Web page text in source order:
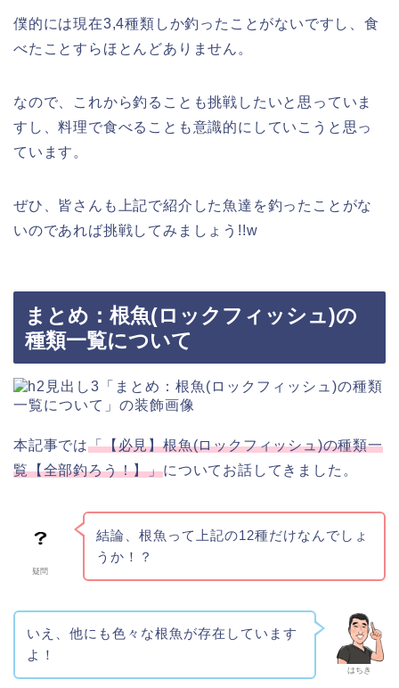
僕的には現在3,4種類しか釣ったことがないですし、食
べたことすらほとんどありません。
なので、これから釣ることも挑戦したいと思っていま
すし、料理で食べることも意識的にしていこうと思っ
ています。
ぜひ、皆さんも上記で紹介した魚達を釣ったことがな
いのであれば挑戦してみましょう!!w
まとめ：根魚(ロックフィッシュ)の
種類一覧について
本記事では「【必見】根魚(ロックフィッシュ)の種類一
覧【全部釣ろう！】」についてお話してきました。
疑問
結論、根魚って上記の12種だけなんでしょ
うか！？
はちき
いえ、他にも色々な根魚が存在しています
よ！